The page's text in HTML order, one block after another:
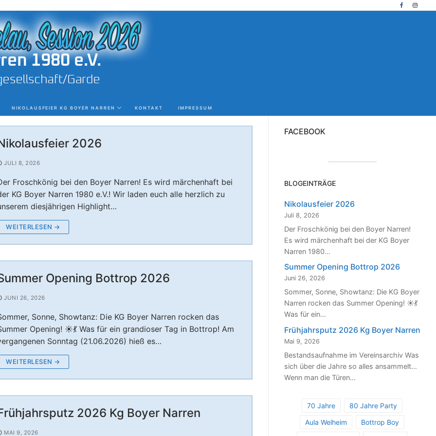
NIKOLAUSFEIER KG BOYER NARREN KONTAKT IMPRESSUM
1980 e.V.
2025/26
2024/25
2023/24
Boyer Narren
– Hensel&Gretel
der KG Boyer Narren
30.11.2024
– Frau Holle verzaubert die Aula Welheim! ❄️
2026
JULI 8, 2026
Froschkönig bei den Boyer Narren! Es wird märchenhaft bei
KG Boyer Narren 1980 e.V.! Wir laden euch alle herzlich zu
diesjährigen Highlight…
WEITERLESEN →
Opening Bottrop 2026
JUNI 26, 2026
Sonne, Showtanz: Die KG Boyer Narren rocken das
Opening! ☀️💃 Was für ein grandioser Tag in Bottrop! Am
Sonntag (21.06.2026) hieß es…
WEITERLESEN →
2026 Kg Boyer Narren
MAI 9, 2026
FACEBOOK
BLOGEINTRÄGE
Nikolausfeier 2026
Juli 8, 2026
Der Froschkönig bei den Boyer Narren!
Es wird märchenhaft bei der KG Boyer
Narren 1980…
Summer Opening Bottrop 2026
Juni 26, 2026
Sommer, Sonne, Showtanz: Die KG Boyer
Narren rocken das Summer Opening! ☀️💃
Was für ein…
Frühjahrsputz 2026 Kg Boyer Narren
Mai 9, 2026
Bestandsaufnahme im Vereinsarchiv Was
sich über die Jahre so alles ansammelt…
Wenn man die Türen…
70 Jahre
80 Jahre Party
Aula Welheim
Bottrop Boy